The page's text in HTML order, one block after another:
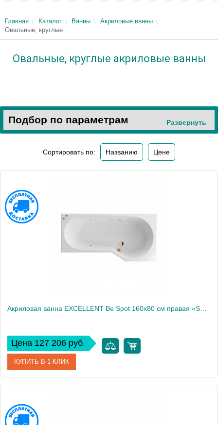
Главная Каталог Ванны
Акриловые ванны
Овальные, круглые
Овальные, круглые акриловые ванны
Подбор по параметрам Развернуть
Сортировать по: Названию Цене
Цена 127 206 руб.
КУПИТЬ В 1 КЛИК
Производитель